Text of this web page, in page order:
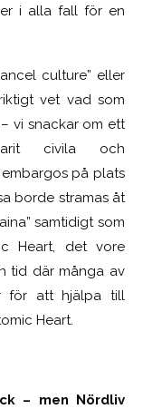
i alla fall för en
culture” eller
vet vad som
vi snackar om ett
civila och
på plats
borde stramas åt
samtidigt som
Heart, det vore
tid där många av
för att hjälpa till
Heart.
– men Nördliv